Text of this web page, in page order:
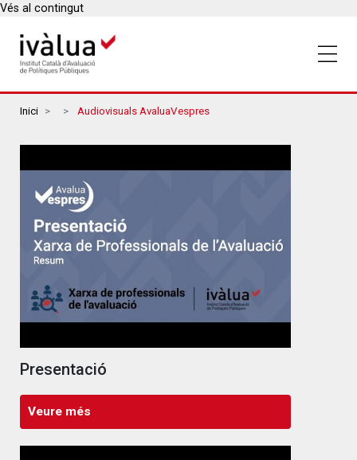
Vés al contingut
Breadcrumbs
Inici Audiovisuals AvaluaVespres
Presentació
Veure més